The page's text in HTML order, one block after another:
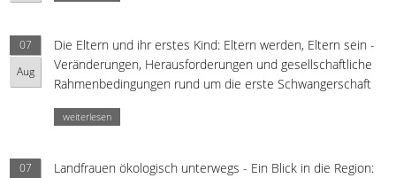
07
Aug
Die Eltern und ihr erstes Kind: Eltern werden, Eltern sein -
Veränderungen, Herausforderungen und gesellschaftliche
Rahmenbedingungen rund um die erste Schwangerschaft
weiterlesen
07
Landfrauen ökologisch unterwegs - Ein Blick in die Region: